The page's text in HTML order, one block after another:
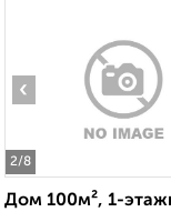
2/8
‹
Дом 100м², 1-